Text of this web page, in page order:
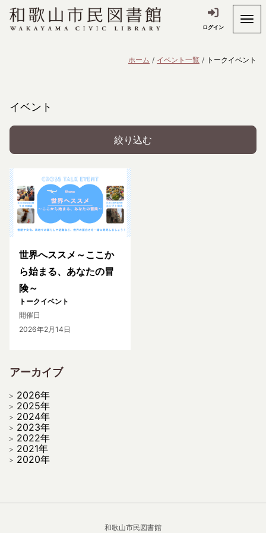
ログイン
ホーム イベント一覧 トークイベント
イベント
絞り込む
世界へススメ～ここか
ら始まる、あなたの冒
険～
トークイベント
開催日
2026年2月14日
アーカイブ
2026年
2025年
2024年
2023年
2022年
2021年
2020年
和歌山市民図書館